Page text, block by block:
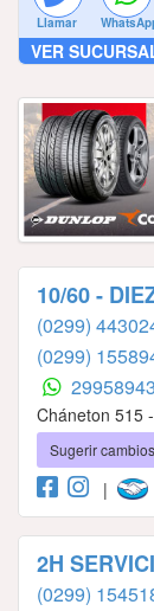
Llamar
VER
10/60 -
(0299)
(0299)
Cháneton 515
Sugerir cambios
|
2H
(0299)